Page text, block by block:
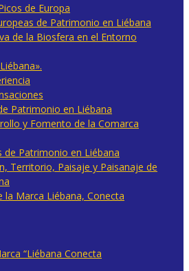
de Europa
de Patrimonio en Liébana
de la Biosfera en el Entorno
Patrimonio en Liébana
y Fomento de la Comarca
de Patrimonio en Liébana
Territorio, Paisaje y Paisanaje de
la Marca Liébana, Conecta
“Liébana Conecta